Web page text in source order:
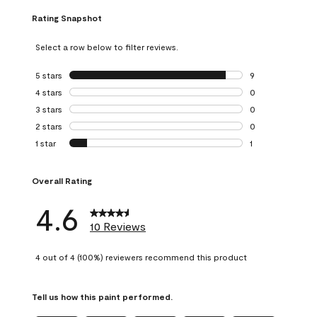
Rating Snapshot
Select a row below to filter reviews.
5 stars stars
9
9 reviews with 5
4 stars stars
0
0 reviews with 4
3 stars stars
0
0 reviews with 3
2 stars stars
0
0 reviews with 2
1 star stars
1
Overall Rating
4.6 10 Reviews
4 out of 4 (100%) reviewers recommend this product
Tell us how this paint performed.